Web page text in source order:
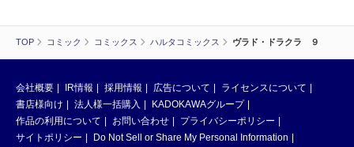
TOP コミック コミックス ハルタコミックス ヴラド・ドラクラ ９
会社概要 IR情報 採用情報 広告について
ライセンスについて
書店様向け
法人様一括購入
KADOKAWAグループ
作品の利用について
お問い合わせ
プライバシーポリシー
サイトポリシー
Do Not Sell or Share My Personal Information